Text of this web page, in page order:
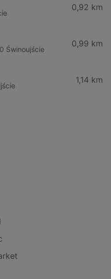
0,92 km
Świnoujście
0,99 km
1,14 km